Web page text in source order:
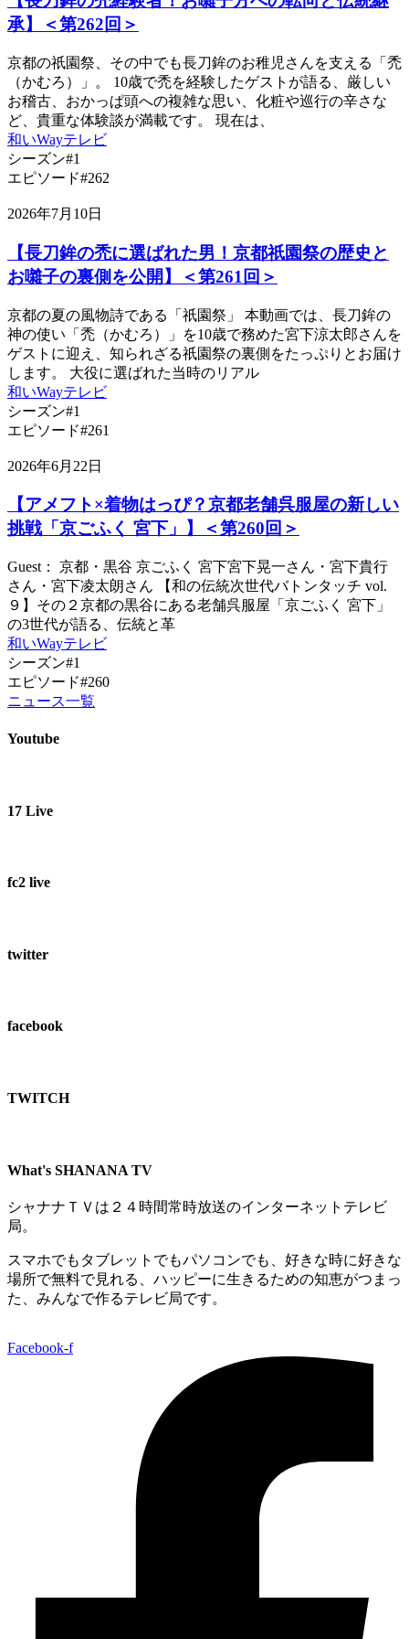
承】＜第262回＞
京都の祇園祭、その中でも長刀鉾のお稚児さんを支える「禿
（かむろ）」。 10歳で禿を経験したゲストが語る、厳しい
お稽古、おかっぱ頭への複雑な思い、化粧や巡行の辛さな
ど、貴重な体験談が満載です。 現在は、
和いWayテレビ
シーズン#1
エピソード#262
2026年7月10日
【長刀鉾の禿に選ばれた男！京都祇園祭の歴史と
お囃子の裏側を公開】＜第261回＞
京都の夏の風物詩である「祇園祭」 本動画では、長刀鉾の
神の使い「禿（かむろ）」を10歳で務めた宮下涼太郎さんを
ゲストに迎え、知られざる祇園祭の裏側をたっぷりとお届け
します。 大役に選ばれた当時のリアル
和いWayテレビ
シーズン#1
エピソード#261
2026年6月22日
【アメフト×着物はっぴ？京都老舗呉服屋の新しい
挑戦「京ごふく 宮下」】＜第260回＞
Guest： 京都・黒谷 京ごふく 宮下宮下晃一さん・宮下貴行
さん・宮下凌太朗さん 【和の伝統次世代バトンタッチ vol.
９】その２京都の黒谷にある老舗呉服屋「京ごふく 宮下」
の3世代が語る、伝統と革
和いWayテレビ
シーズン#1
エピソード#260
ニュース一覧
Youtube
17 Live
fc2 live
twitter
facebook
TWITCH​
What's SHANANA TV
シャナナＴＶは２４時間常時放送のインターネットテレビ
局。
スマホでもタブレットでもパソコンでも、好きな時に好きな
場所で無料で見れる、 ハッピーに生きるための知恵がつまっ
た、みんなで作るテレビ局です。
Facebook-f